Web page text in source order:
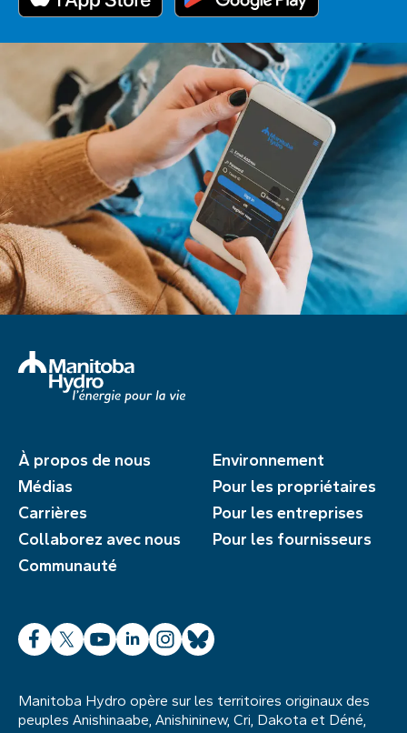
À propos de nous
Médias
Carrières
Collaborez avec nous
Communauté
Environnement
Pour les propriétaires
Pour les entreprises
Pour les fournisseurs
Facebook
X YouTube
LinkedInInstagram
Bluesky
Manitoba Hydro opère sur les territoires originaux des
peuples Anishinaabe, Anishininew, Cri, Dakota et Déné,